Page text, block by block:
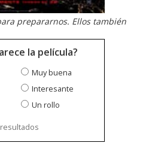
prepararnos. Ellos también
la película?
Muy buena
Interesante
Un rollo